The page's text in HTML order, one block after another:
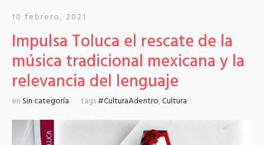
10 febrero, 2021
Impulsa Toluca el rescate de la
música tradicional mexicana y la
relevancia del lenguaje
en Sin categoría tags#CulturaAdentro,Cultura